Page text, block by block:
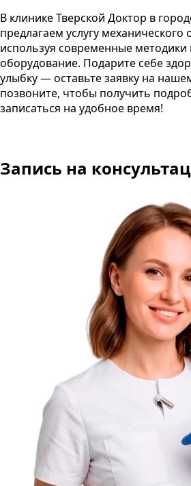
В клиникеТверской Доктор в
предлагаем услугу механического
используя современные
оборудование. Подарите себе
улыбку — оставьте заявку на
позвоните, чтобы получить
записаться на удобное время!
Запись на